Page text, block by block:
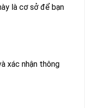
là cơ sở để bạn
xác nhận thông